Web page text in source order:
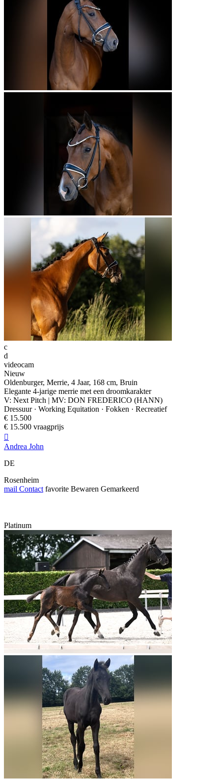
c
d
videocam
Nieuw
Oldenburger, Merrie, 4 Jaar, 168 cm, Bruin
Elegante 4-jarige merrie met een droomkarakter
V: Next Pitch | MV: DON FREDERICO (HANN)
Dressuur · Working Equitation · Fokken · Recreatief
€ 15.500
€ 15.500 vraagprijs

Andrea John
DE
Rosenheim
mail Contact favorite Bewaren Gemarkeerd
Platinum